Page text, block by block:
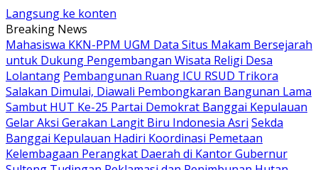
Langsung ke konten
Breaking News
Mahasiswa KKN-PPM UGM Data Situs Makam Bersejarah
untuk Dukung Pengembangan Wisata Religi Desa
Lolantang Pembangunan Ruang ICU RSUD Trikora
Salakan Dimulai, Diawali Pembongkaran Bangunan Lama
Sambut HUT Ke-25 Partai Demokrat Banggai Kepulauan
Gelar Aksi Gerakan Langit Biru Indonesia Asri Sekda
Banggai Kepulauan Hadiri Koordinasi Pemetaan
Kelembagaan Perangkat Daerah di Kantor Gubernur